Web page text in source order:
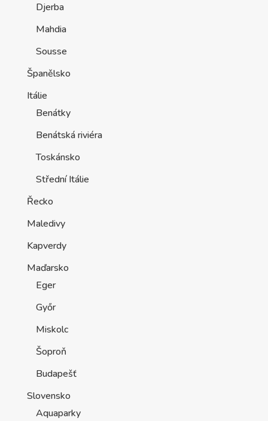
Djerba
Mahdia
Sousse
Španělsko
Itálie
Benátky
Benátská riviéra
Toskánsko
Střední Itálie
Řecko
Maledivy
Kapverdy
Maďarsko
Eger
Győr
Miskolc
Šoproň
Budapešť
Slovensko
Aquaparky